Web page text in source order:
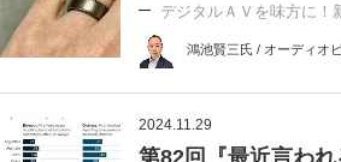
デジタルＡＶを味方に！
鴻池賢三氏 / オーディオ
2024.11.29
第82回『最近言わ